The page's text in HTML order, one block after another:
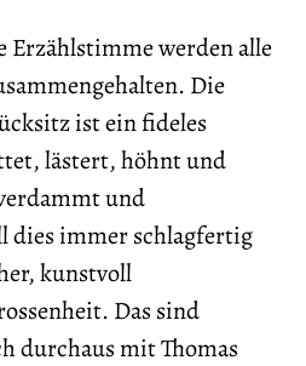
Erzählstimme werden alle
Die
ist ein fideles
lästert, höhnt und
und
dies immer schlagfertig
kunstvoll
Das sind
durchaus mit Thomas